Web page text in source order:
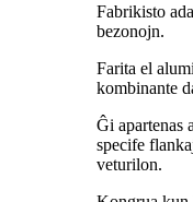
Fabrikisto
bezonojn.
Farita el
kombinante
Ĝi apartenas
specife
veturilon.